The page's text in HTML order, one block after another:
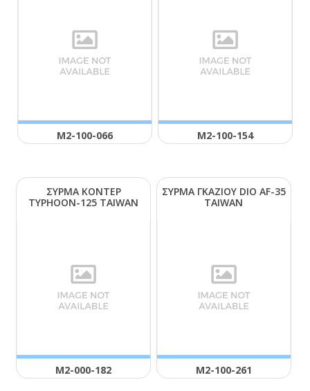
Μ2-100-066 Μ2-100-154
ΣΥΡΜΑ ΚΟΝΤΕΡ
ΤΥΡΗΟΟΝ-125 ΤΑΙWΑΝ
Μ2-000-182
ΣΥΡΜΑ ΓΚΑΖΙΟΥ DΙΟ ΑF-35
ΤΑΙWΑΝ
Μ2-100-261